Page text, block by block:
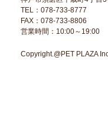
TEL：078-733-8777
FAX：078-733-8806
営業時間：10:00～19:00
Copyright.@PET PLAZA